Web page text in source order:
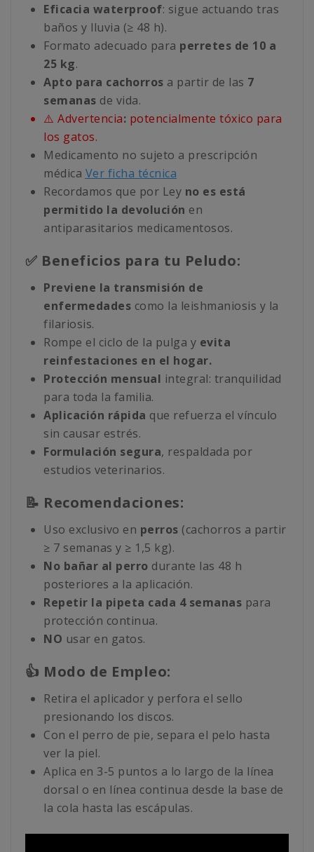
Eficacia waterproof: sigue actuando tras
baños y lluvia (≥ 48 h).
Formato adecuado para perretes de 10 a
25 kg.
Apto para cachorros a partir de las 7
semanas de vida.
⚠️ Advertencia: potencialmente tóxico para
los gatos.
Medicamento no sujeto a prescripción
médica Ver ficha técnica
Recordamos que por Ley no es está
permitido la devolución en
antiparasitarios medicamentosos.
✅ Beneficios para tu Peludo:
Previene la transmisión de
enfermedades como la leishmaniosis y la
filariosis.
Rompe el ciclo de la pulga y evita
reinfestaciones en el hogar.
Protección mensual integral: tranquilidad
para toda la familia.
Aplicación rápida que refuerza el vínculo
sin causar estrés.
Formulación segura, respaldada por
estudios veterinarios.
📝 Recomendaciones:
Uso exclusivo en perros (cachorros a partir
≥ 7 semanas y ≥ 1,5 kg).
No bañar al perro durante las 48 h
posteriores a la aplicación.
Repetir la pipeta cada 4 semanas para
protección continua.
NO usar en gatos.
👍 Modo de Empleo:
Retira el aplicador y perfora el sello
presionando los discos.
Con el perro de pie, separa el pelo hasta
ver la piel.
Aplica en 3-5 puntos a lo largo de la línea
dorsal o en línea continua desde la base de
la cola hasta las escápulas.